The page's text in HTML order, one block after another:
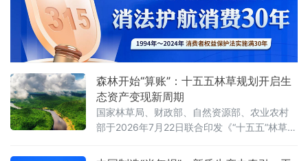
森林开始“算账”：十五五林草规划开启生
态资产变现新周期
国家林草局、财政部、自然资源部、农业农村
部于2026年7月22日联合印发《“十五五”林草保
领性文件首次将“林草碳汇交易量”和“生态产品